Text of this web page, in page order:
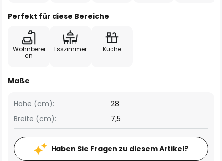
Perfekt für diese Bereiche
Wohnberei
ch
Esszimmer Küche
Maße
Breite (cm): 7,5
Höhe (cm): 28
Haben Sie Fragen zu diesem Artikel?